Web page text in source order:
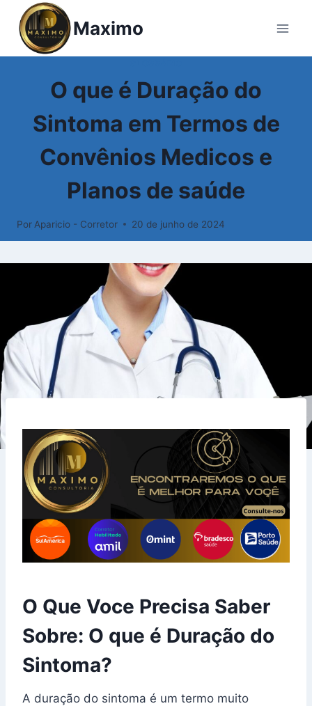
Pular
para
Maximo
O que é Duração do
Sintoma em Termos de
Convênios Medicos e
Planos de saúde
Por Aparicio - Corretor 20 de junho de 2024
O Que Voce Precisa Saber
Sobre: O que é Duração do
Sintoma?
A duração do sintoma é um termo muito